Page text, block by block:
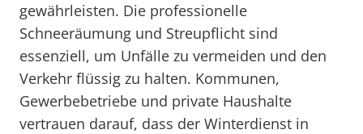
gewährleisten. Die professionelle
Schneeräumung und Streupflicht sind
essenziell, um Unfälle zu vermeiden und den
Verkehr flüssig zu halten. Kommunen,
Gewerbebetriebe und private Haushalte
vertrauen darauf, dass der Winterdienst in